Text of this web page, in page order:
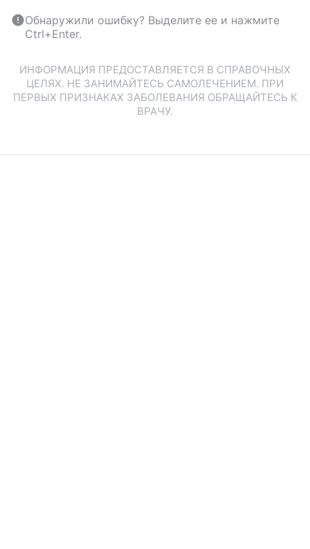
Обнаружили ошибку? Выделите ее и нажмите
Ctrl+Enter.
ИНФОРМАЦИЯ ПРЕДОСТАВЛЯЕТСЯ В СПРАВОЧНЫХ
ЦЕЛЯХ. НЕ ЗАНИМАЙТЕСЬ САМОЛЕЧЕНИЕМ. ПРИ
ПЕРВЫХ ПРИЗНАКАХ ЗАБОЛЕВАНИЯ ОБРАЩАЙТЕСЬ К
ВРАЧУ.